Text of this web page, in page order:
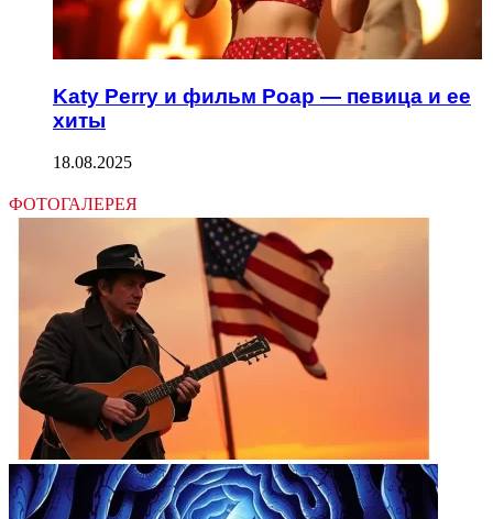
Katy Perry и фильм Роар — певица и ее
хиты
18.08.2025
ФОТОГАЛЕРЕЯ